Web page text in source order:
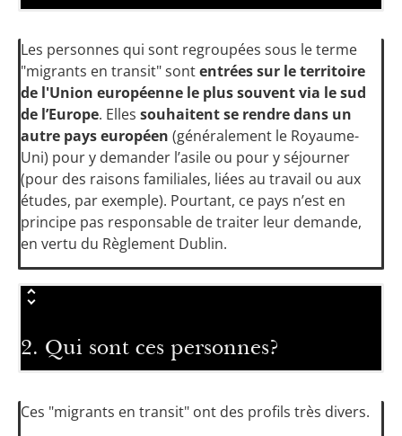
Les personnes qui sont regroupées sous le terme
"migrants en transit" sontentrées sur le territoire
de l'Union européenne le plus souvent via le sud
de l’Europe. Elles souhaitent se rendre dans un
autre pays européen (généralement le Royaume-
Uni) pour y demander l’asile ou pour y séjourner
(pour des raisons familiales, liées au travail ou aux
études, par exemple). Pourtant, ce pays n’est en
principe pas responsable de traiter leur demande,
en vertu du Règlement Dublin.
2. Qui sont ces personnes?
Ces "migrants en transit" ont des profils très divers.